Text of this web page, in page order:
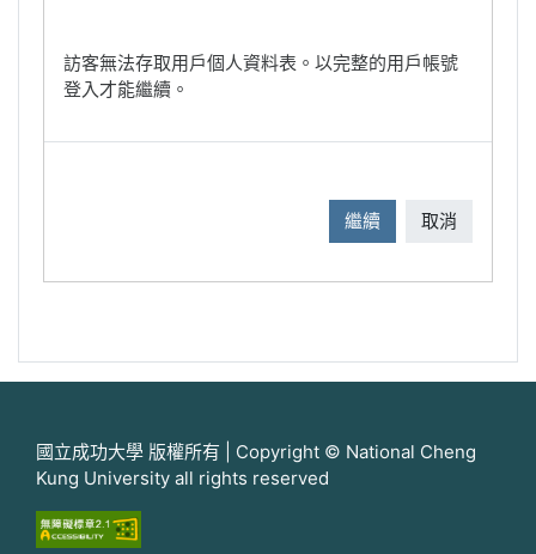
訪客無法存取用戶個人資料表。以完整的用戶帳號
登入才能繼續。
繼續 取消
國立成功大學 版權所有 | Copyright © National Cheng
Kung University all rights reserved